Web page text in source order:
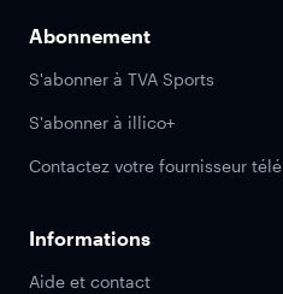
Abonnement
S'abonner à TVA Sports
S'abonner à illico+
Contactez votre fournisseur télé
Informations
Aide et contact